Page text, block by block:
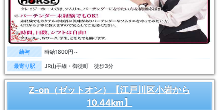
給与 時給1800円～
最寄り駅 JR山手線・御徒町 徒歩3分
Z-on（ゼットオン）【江戸川区小岩から
10.44km】